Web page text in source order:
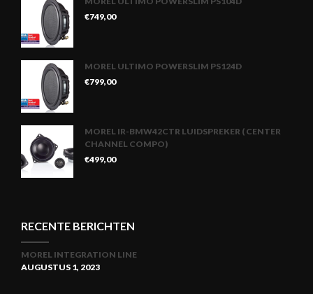
€749,00
MOREL ULTIMO POWERSLIM PS124D
€799,00
MOREL IR-BMW42CTR LUIDSPREKER ( CENTER
CHANNEL COMPO)
€499,00
RECENTE BERICHTEN
MOREL INTEGRATION LINE
AUGUSTUS 1, 2023